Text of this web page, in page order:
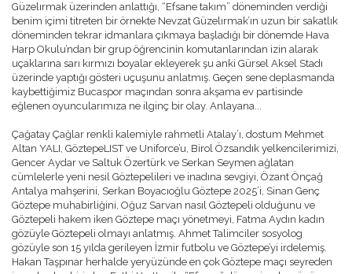
KÖŞE YAZILARI
O.REŞAT SIPAHI
MUSTAFA DALYANOĞLU
KORAY EMRE ÇOKBANKIR
SERKAN BOYACIOĞLU
BURÇAK ÜNSAL
HAKAN TAŞPINAR
MEHMET ALTAN
ÖZANT ÖNÇAĞ
SÜLEYMAN YENGIL
Güzelırmak üzerinden anlattığı, “Efsane takım” döneminden verdiği
benim içimi titreten bir örnekte Nevzat Güzelırmak’ın uzun bir sakatlık
döneminden tekrar idmanlara çıkmaya başladığı bir dönemde Hava
Harp Okulu’ndan bir grup öğrencinin komutanlarından izin alarak
uçaklarına sarı kırmızı boyalar ekleyerek şu anki Gürsel Aksel Stadı
üzerinde yaptığı gösteri uçuşunu anlatmış. Geçen sene deplasmanda
kaybettiğimiz Bucaspor maçından sonra akşama ev partisinde
eğlenen oyuncularımıza ne ilginç bir olay. Anlayana...
Çağatay Çağlar renkli kalemiyle rahmetli Atalay’ı, dostum Mehmet
Altan YALI, GöztepeLIST ve Uniforce’u, Birol Özsandık yelkencilerimizi,
Gencer Aydar ve Saltuk Özertürk ve Serkan Seymen ağlatan
cümlelerle yeni nesil Göztepelileri ve inadına sevgiyi, Özant Önçağ
Antalya mahşerini, Serkan Boyacıoğlu Göztepe 2025’i, Sinan Genç
Göztepe muhabirliğini, Oğuz Sarvan nasıl Göztepeli olduğunu ve
Göztepeli hakem iken Göztepe maçı yönetmeyi, Fatma Aydın kadın
gözüyle Göztepeli olmayı anlatmış. Ahmet Talimciler sosyolog
gözüyle son 15 yılda gerileyen İzmir futbolu ve Göztepe’yi irdelemiş.
Hakan Taşpınar herhalde yeryüzünde en çok Göztepe maçı seyreden